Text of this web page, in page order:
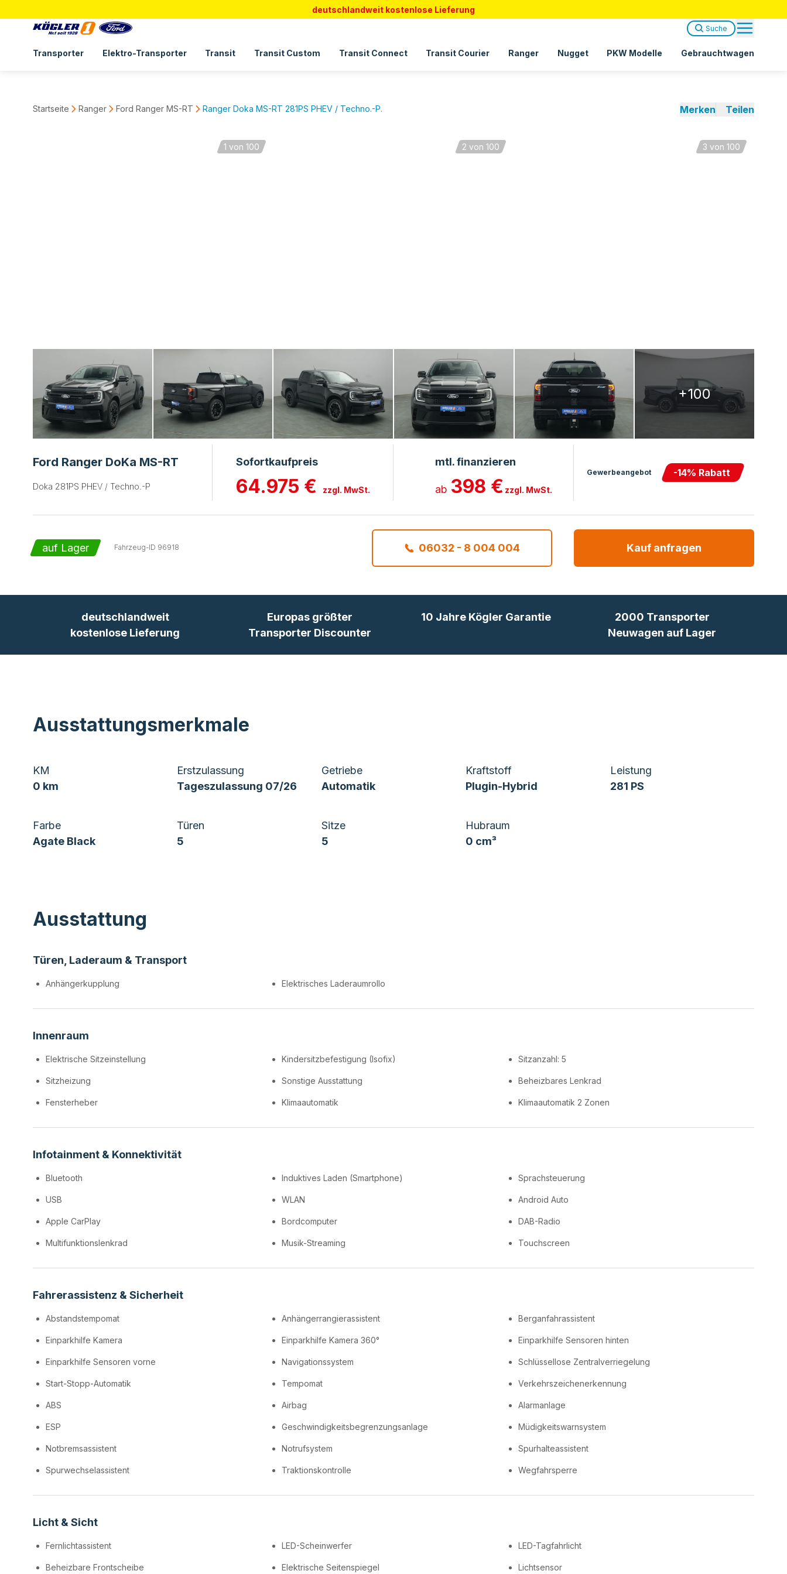
deutschlandweit kostenlose Lieferung
Transporter Elektro-Transporter Transit Transit Custom Transit Connect Transit Courier Ranger Nugget PKW Modelle Gebrauchtwagen
Suche
Startseite Ranger Ford Ranger MS-RT Ranger Doka MS-RT 281PS PHEV / Techno.-P. Merken Teilen
2 von 100
1 von 100 3 von 100
+100
Ford Ranger DoKa MS-RT
Doka 281PS PHEV / Techno.-P
Sofortkaufpreis
64.975 € zzgl. MwSt.
mtl. finanzieren
ab 398 € zzgl. MwSt.
Gewerbeangebot -14% Rabatt
auf Lager Fahrzeug-ID 96918 06032 - 8 004 004 Kauf anfragen
deutschlandweit
kostenlose Lieferung
Europas größter
Transporter Discounter
10 Jahre Kögler Garantie
2000 Transporter
Neuwagen auf Lager
Ausstattungsmerkmale
KM
0 km
Erstzulassung
Tageszulassung 07/26
Getriebe
Automatik
Kraftstoff
Plugin-Hybrid
Leistung
281 PS
Farbe
Agate Black
Türen
5
Sitze
5
Hubraum
0 cm³
Ausstattung
Türen, Laderaum & Transport
Anhängerkupplung Elektrisches Laderaumrollo
Innenraum
Elektrische Sitzeinstellung Kindersitzbefestigung (Isofix) Sitzanzahl: 5
Sitzheizung Sonstige Ausstattung Beheizbares Lenkrad
Fensterheber Klimaautomatik Klimaautomatik 2 Zonen
Infotainment & Konnektivität
Bluetooth Induktives Laden (Smartphone) Sprachsteuerung
USB WLAN Android Auto
Apple CarPlay Bordcomputer DAB-Radio
Multifunktionslenkrad Musik-Streaming Touchscreen
Fahrerassistenz & Sicherheit
Abstandstempomat Anhängerrangierassistent Berganfahrassistent
Einparkhilfe Kamera Einparkhilfe Kamera 360° Einparkhilfe Sensoren hinten
Einparkhilfe Sensoren vorne Navigationssystem Schlüssellose Zentralverriegelung
Start-Stopp-Automatik Tempomat Verkehrszeichenerkennung
ABS Airbag Alarmanlage
ESP Geschwindigkeitsbegrenzungsanlage Müdigkeitswarnsystem
Notbremsassistent Notrufsystem Spurhalteassistent
Spurwechselassistent Traktionskontrolle Wegfahrsperre
Licht & Sicht
Fernlichtassistent LED-Scheinwerfer LED-Tagfahrlicht
Beheizbare Frontscheibe Elektrische Seitenspiegel Lichtsensor